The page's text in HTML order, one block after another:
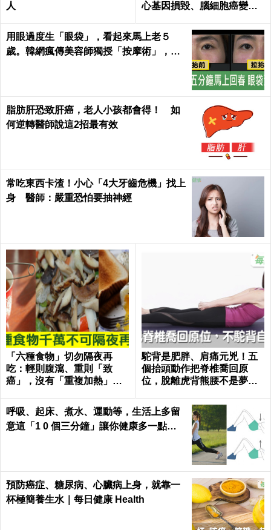
人
心基因損毀、腦細胞癌變！
用眼過度生「眼袋」，看起來馬上老５
歲。韓網瘋傳美容師獨授「按摩術」，五
脂肪肝恐致肝癌，老人小孩都會得！ 如
何逆轉醫師說這2招最有效
常吃東西卡渣！小心「4大牙齒危機」找上
身 醫師：嚴重恐怕要抽神經
「六種食物」切勿隔夜再
吃：輕則腹瀉、重則「致
癌」，沒有「重複加熱」也
駝背是肥胖、肩痛元兇！五
個抬頭動作把脊椎喬回原
位，脫離虎背熊腰不是夢｜
呼吸、起床、煮水、運動等，生活上多留
意這「1 0 個三分鐘」讓你健康多一點，
預防癌症、糖尿病、心臟病上身，就靠一
杯極簡養生水｜每日健康 Health